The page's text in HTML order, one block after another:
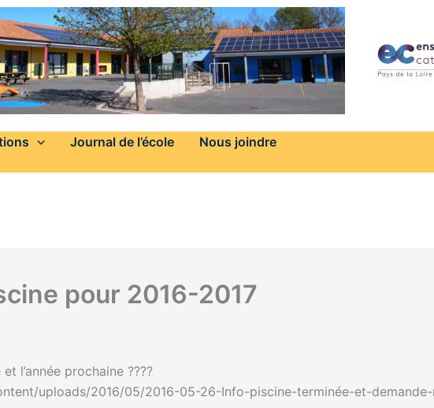
Journal de l’école
Nous joindre
pour 2016-2017
l’année prochaine ????
uploads/2016/05/2016-05-26-Info-piscine-terminée-et-